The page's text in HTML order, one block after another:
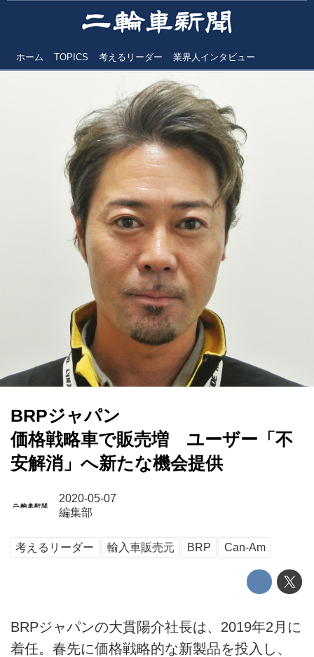
ホーム TOPICS 考えるリーダー 業界人インタビュー
BRPジャパン
価格戦略車で販売増 ユーザー「不
安解消」へ新たな機会提供
2020-05-07
編集部
考えるリーダー 輸入車販売元 BRP Can-Am
BRPジャパンの大貫陽介社長は、2019年2月に
着任。春先に価格戦略的な新製品を投入し、